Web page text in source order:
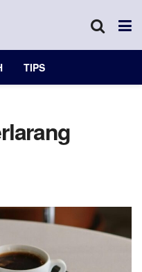
TIPS